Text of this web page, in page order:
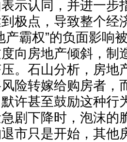
认同，并进一步
极点，导致整个经
产霸权”的负面影响
向房地产倾斜，制
。石山分析，房地
险转嫁给购房者，
许甚至鼓励这种行
剧下降时，泡沫的
市只是开始，其他